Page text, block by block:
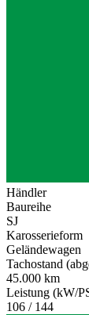
Händler
Baureihe
SJ
Karosserieform
Geländewagen
Tachostand
45.000 km
Leistung (kW/
106 / 144